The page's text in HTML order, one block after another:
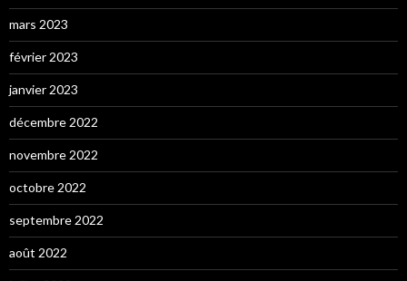
mars 2023
février 2023
janvier 2023
décembre 2022
novembre 2022
octobre 2022
septembre 2022
août 2022